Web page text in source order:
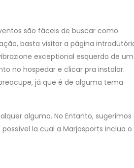
são fáceis de buscar como
basta visitar a página
exceptional esquerdo de
no hospedar e clicar pra instalar.
já que é de alguma tema
alguma. No Entanto, sugerimos
la cual a Marjosports inclua o